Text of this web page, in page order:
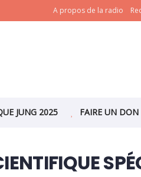
A propos de la radio
JUNG 2025 FAIRE UN DON